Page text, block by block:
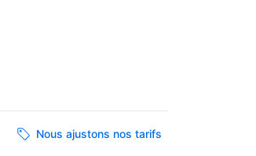
Nous ajustons nos tarifs